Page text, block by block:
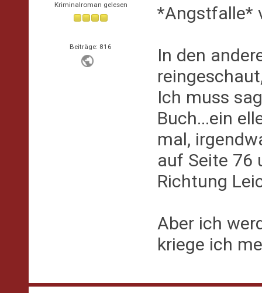
Kriminalroman gelesen
Beiträge: 816
*Angstfalle*
In den
Ich muss
Buch...ein
mal,
auf Seite 76
Richtung
Aber ich
kriege ich